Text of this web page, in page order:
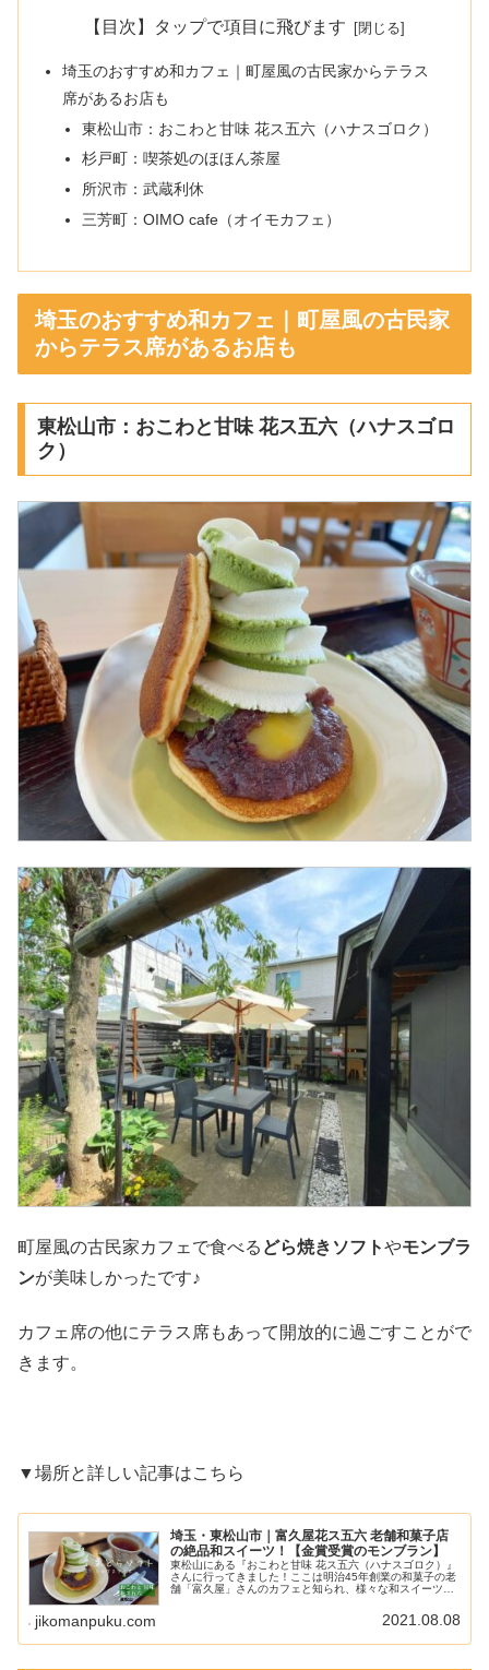
【目次】タップで項目に飛びます
埼玉のおすすめ和カフェ｜町屋風の古民家からテラス
席があるお店も
東松山市：おこわと甘味 花ス五六（ハナスゴロク）
杉戸町：喫茶処のほほん茶屋
所沢市：武蔵利休
三芳町：OIMO cafe（オイモカフェ）
埼玉のおすすめ和カフェ｜町屋風の古民家
からテラス席があるお店も
東松山市：おこわと甘味 花ス五六（ハナスゴロ
ク）
町屋風の古民家カフェで食べる どら焼きソフトやモンブラ
ンが美味しかったです♪
カフェ席の他にテラス席もあって開放的に過ごすことがで
きます。
▼場所と詳しい記事はこちら
埼玉・東松山市｜富久屋花ス五六 老舗和菓子店
の絶品和スイーツ！【金賞受賞のモンブラン】
東松山にある『おこわと甘味 花ス五六（ハナスゴロク）』
さんに行ってきました！ここは明治45年創業の和菓子の老
舗「富久屋」さんのカフェと知られ、様々な和スイーツを
jikomanpuku.com 2021.08.08